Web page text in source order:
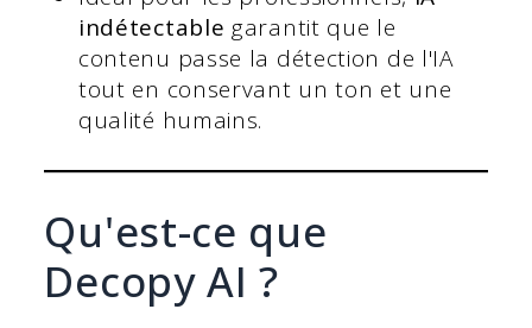
indétectable garantit que le
contenu passe la détection de l'IA
tout en conservant un ton et une
qualité humains.
Qu'est-ce que
Decopy AI ?